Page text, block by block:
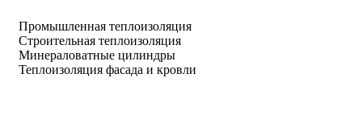
Промышленная теплоизоляция
Строительная теплоизоляция
Минераловатные цилиндры
Теплоизоляция фасада и кровли